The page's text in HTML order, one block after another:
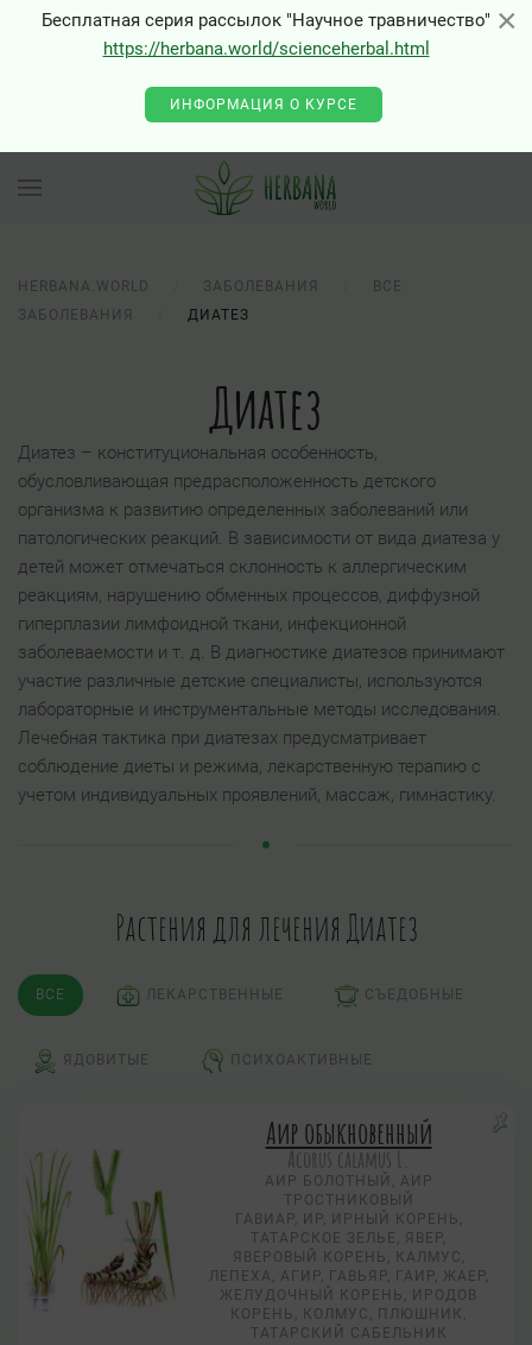
×
Бесплатная серия рассылок "Научное травничество"
https://herbana.world/scienceherbal.html
ИНФОРМАЦИЯ О КУРСЕ
HERBANA.WORLD ЗАБОЛЕВАНИЯ
ВСЕ
ЗАБОЛЕВАНИЯ
ДИАТЕЗ
Диатез
Диатез – конституциональная особенность,
обусловливающая предрасположенность детского
организма к развитию определенных заболеваний или
патологических реакций. В зависимости от вида диатеза у
детей может отмечаться склонность к аллергическим
реакциям, нарушению обменных процессов, диффузной
гиперплазии лимфоидной ткани, инфекционной
заболеваемости и т. д. В диагностике диатезов принимают
участие различные детские специалисты, используются
лабораторные и инструментальные методы исследования.
Лечебная тактика при диатезах предусматривает
соблюдение диеты и режима, лекарственную терапию с
учетом индивидуальных проявлений, массаж, гимнастику.
Растения для лечения Диатез
ВСЕ ЛЕКАРСТВЕННЫЕ СЪЕДОБНЫЕ
ЯДОВИТЫЕ ПСИХОАКТИВНЫЕ
Аир обыкновенный
Acorus calamus L.
АИР БОЛОТНЫЙ, АИР
ТРОСТНИКОВЫЙ
ГАВИАР, ИР, ИРНЫЙ КОРЕНЬ,
ТАТАРСКОЕ ЗЕЛЬЕ, ЯВЕР,
ЯВЕРОВЫЙ КОРЕНЬ, КАЛМУС,
ЛЕПЕХА, АГИР, ГАВЬЯР, ГАИР, ЖАЕР,
ЖЕЛУДОЧНЫЙ КОРЕНЬ, ИРОДОВ
КОРЕНЬ, КОЛМУС, ПЛЮШНИК,
ТАТАРСКИЙ САБЕЛЬНИК
×